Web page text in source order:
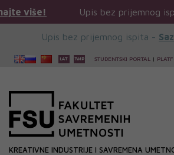
Upis bez prijemnog ispita -
Upis bez prijemnog ispita -
STUDENTSKI PORTAL |
KREATIVNE INDUSTRIJE I SAVREMENA